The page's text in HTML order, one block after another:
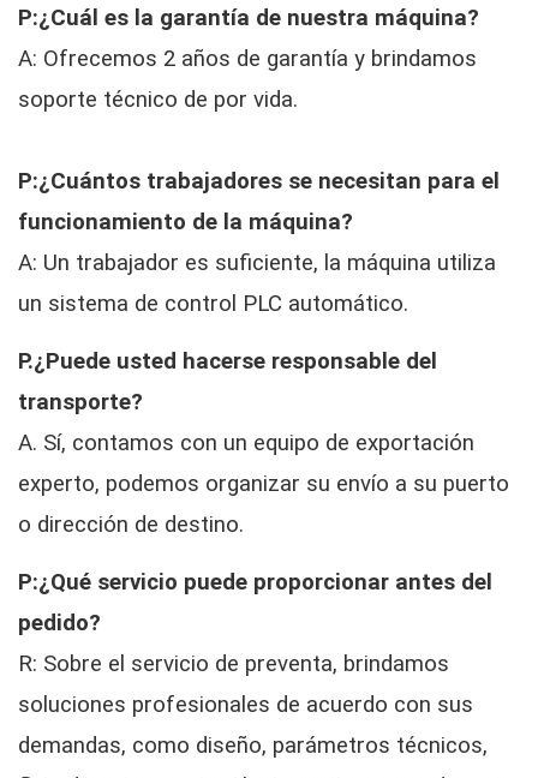
P:¿Cuál es la garantía de nuestra máquina?
A: Ofrecemos 2 años de garantía y brindamos
soporte técnico de por vida.
P:¿Cuántos trabajadores se necesitan para el
funcionamiento de la máquina?
A: Un trabajador es suficiente, la máquina utiliza
un sistema de control PLC automático.
P.¿Puede usted hacerse responsable del
transporte?
A. Sí, contamos con un equipo de exportación
experto, podemos organizar su envío a su puerto
o dirección de destino.
P:¿Qué servicio puede proporcionar antes del
pedido?
R: Sobre el servicio de preventa, brindamos
soluciones profesionales de acuerdo con sus
demandas, como diseño, parámetros técnicos,